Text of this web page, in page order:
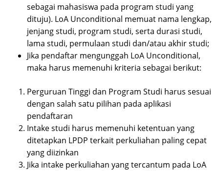
sebagai mahasiswa pada program studi yang
dituju). LoA Unconditional memuat nama lengkap,
jenjang studi, program studi, serta durasi studi,
lama studi, permulaan studi dan/atau akhir studi;
Jika pendaftar mengunggah LoA Unconditional,
maka harus memenuhi kriteria sebagai berikut:
Perguruan Tinggi dan Program Studi harus sesuai
dengan salah satu pilihan pada aplikasi
pendaftaran
Intake studi harus memenuhi ketentuan yang
ditetapkan LPDP terkait perkuliahan paling cepat
yang diizinkan
Jika intake perkuliahan yang tercantum pada LoA